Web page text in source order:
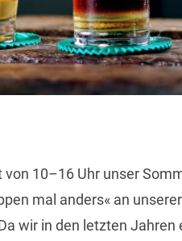
10–16 Uhr unser
mal anders« an
wir in den letzten Jahren